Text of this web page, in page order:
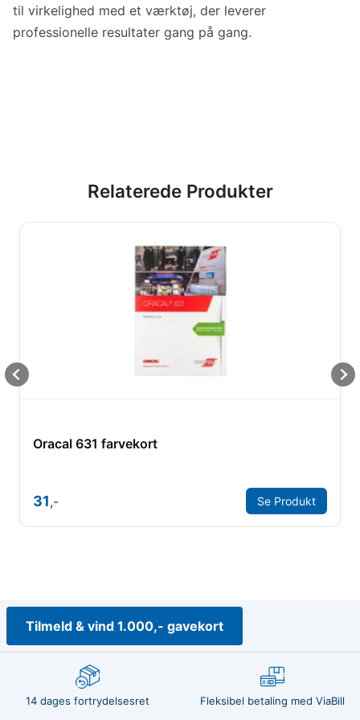
til virkelighed med et værktøj, der leverer
professionelle resultater gang på gang.
Relaterede Produkter
Oracal 631 farvekort
31,- Se Produkt
Tilmeld & vind 1.000,- gavekort
14 dages fortrydelsesret Fleksibel betaling med ViaBill